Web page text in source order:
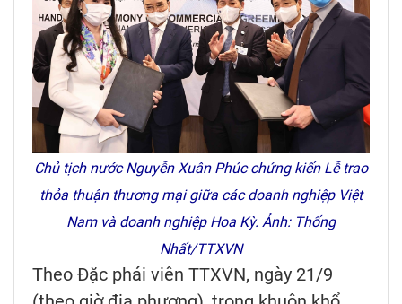
Chủ tịch nước Nguyễn Xuân Phúc chứng kiến Lễ trao
thỏa thuận thương mại giữa các doanh nghiệp Việt
Nam và doanh nghiệp Hoa Kỳ. Ảnh: Thống
Nhất/TTXVN
Theo Đặc phái viên TTXVN, ngày 21/9